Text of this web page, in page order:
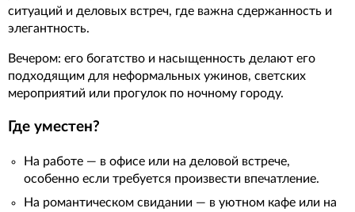
ситуаций и деловых встреч, где важна сдержанность и
элегантность.
Вечером: его богатство и насыщенность делают его
подходящим для неформальных ужинов, светских
мероприятий или прогулок по ночному городу.
Где уместен?
На работе — в офисе или на деловой встрече,
особенно если требуется произвести впечатление.
На романтическом свидании — в уютном кафе или на